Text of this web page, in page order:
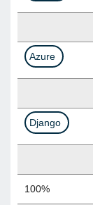
Azure
Django
100%